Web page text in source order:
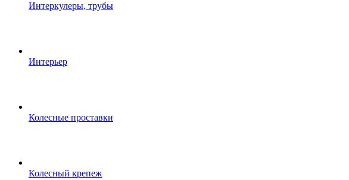
Интеркулеры, трубы
Интерьер
Колесные проставки
Колесный крепеж